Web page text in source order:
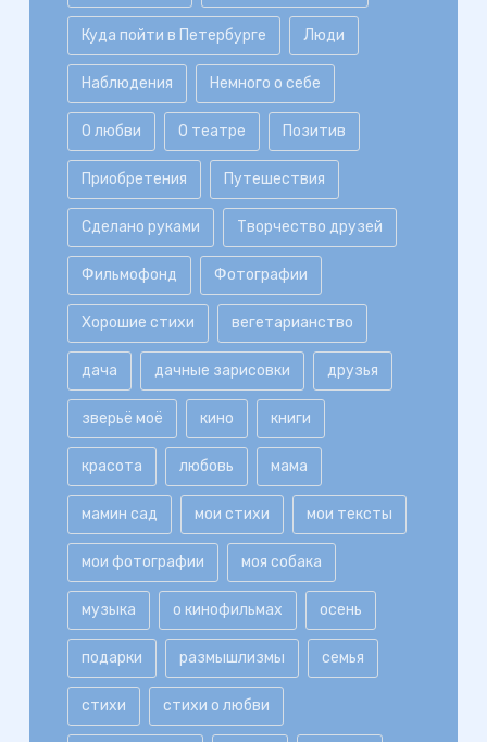
Куда пойти в Петербурге Люди
Наблюдения Немного о себе
О любви О театре Позитив
Приобретения Путешествия
Сделано руками Творчество друзей
Фильмофонд Фотографии
Хорошие стихи вегетарианство
дача дачные зарисовки друзья
зверьё моё кино книги
красота любовь мама
мамин сад мои стихи мои тексты
мои фотографии моя собака
музыка о кинофильмах осень
подарки размышлизмы семья
стихи стихи о любви